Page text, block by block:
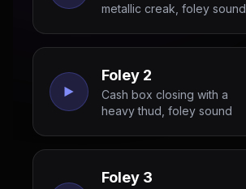
metallic creak, foley sound
Foley 2
Cash box closing with a
heavy thud, foley sound
Foley 3